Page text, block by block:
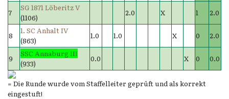
7
SG 1871 Löberitz V
(1106)
2.0 X 1 2.0
8
1. SC Anhalt IV
(863)
1.0 1.0 X 0 2.0
9
SSC Annaburg III
(933)
0.0 X 0 0.0
= Die Runde wurde vom Staffelleiter geprüft und als korrekt
eingestuft!